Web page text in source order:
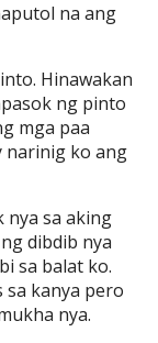
na ang
Hinawakan
ng pinto
mga paa
narinig ko ang
nya sa aking
dibdib nya
sa balat ko.
sa kanya pero
nya.